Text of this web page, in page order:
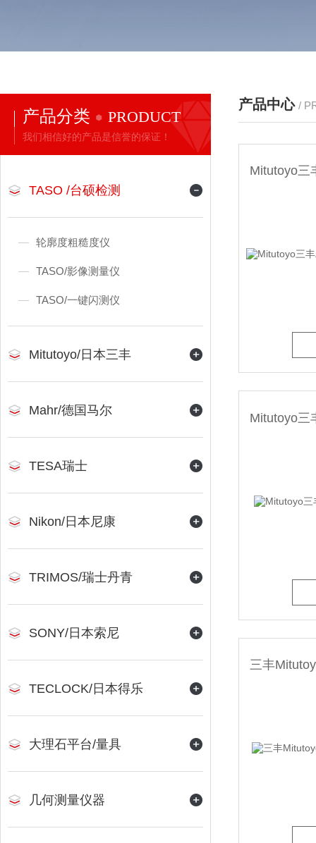
产品分类 PRODUCT
我们相信好的产品是信誉的保证！
TASO /台硕检测
轮廓度粗糙度仪
TASO/影像测量仪
TASO/一键闪测仪
Mitutoyo/日本三丰
Mahr/德国马尔
TESA瑞士
Nikon/日本尼康
TRIMOS/瑞士丹青
SONY/日本索尼
TECLOCK/日本得乐
大理石平台/量具
几何测量仪器
产品中心 /